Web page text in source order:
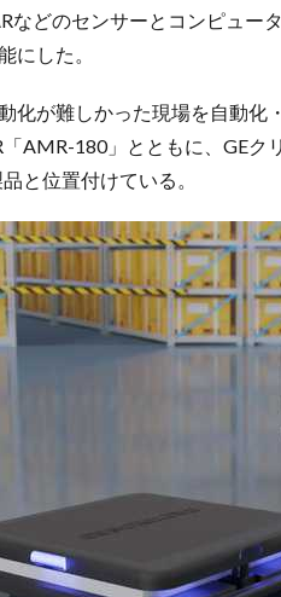
などのセンサーとコンピュー
にした。
化が難しかった現場を自動化
AMR-180」とともに、GEク
と位置付けている。